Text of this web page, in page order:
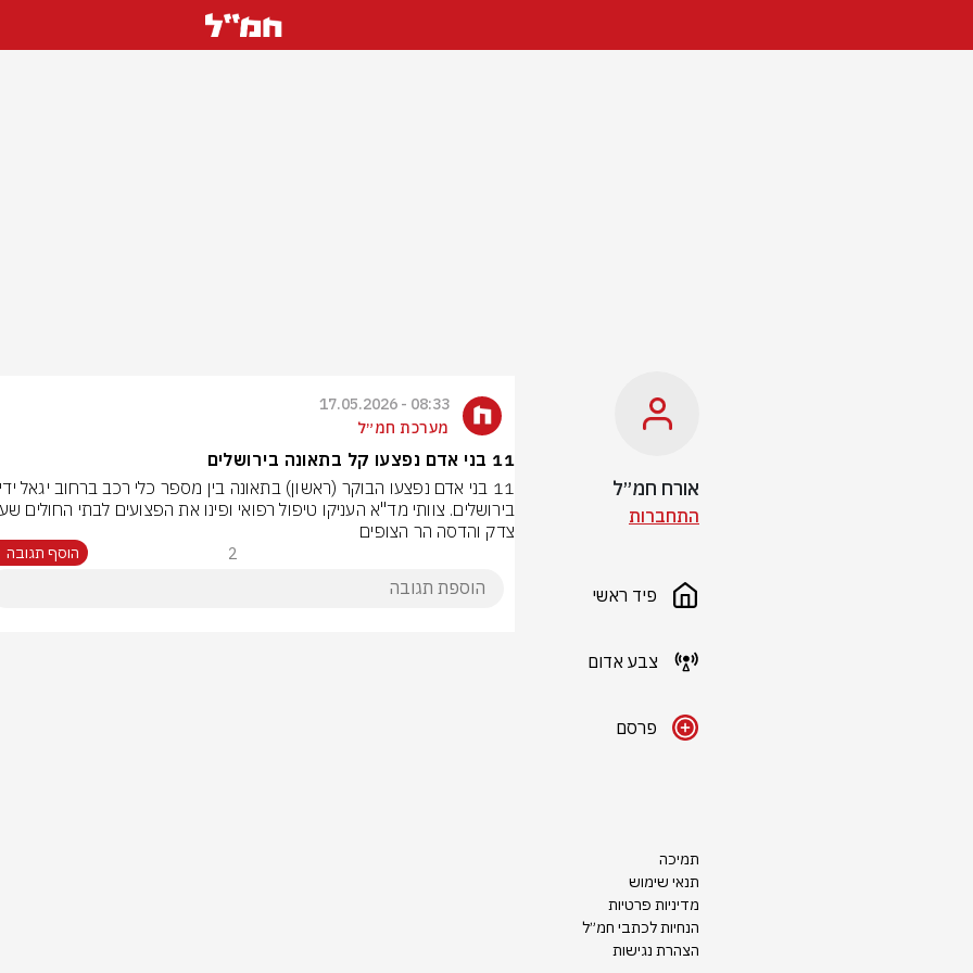
אורח חמ״ל
התחברות
פיד ראשי
צבע אדום
פרסם
תמיכה
תנאי שימוש
מדיניות פרטיות
הנחיות לכתבי חמ״ל
הצהרת נגישות
08:33 - 17.05.2026
מערכת חמ״ל
11 בני אדם נפצעו קל בתאונה בירושלים
צדק והדסה הר הצופים
2 הוסף תגובה